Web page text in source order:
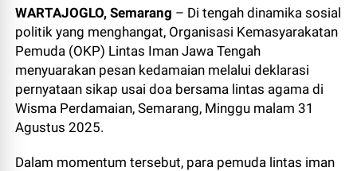
WARTAJOGLO, Semarang – Di tengah dinamika sosial
politik yang menghangat, Organisasi Kemasyarakatan
Pemuda (OKP) Lintas Iman Jawa Tengah
menyuarakan pesan kedamaian melalui deklarasi
pernyataan sikap usai doa bersama lintas agama di
Wisma Perdamaian, Semarang, Minggu malam 31
Agustus 2025.
Dalam momentum tersebut, para pemuda lintas iman